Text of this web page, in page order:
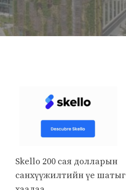
Skello 200 сая долларын
санхүүжилтийн үе шатыг